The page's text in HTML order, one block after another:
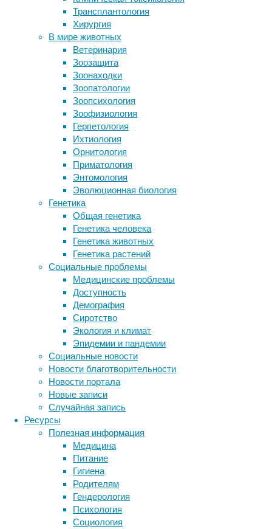
Трансплантология
Хирургия
В мире животных
Ветеринария
Зоозащита
Зоонаходки
Зоопатологии
Зоопсихология
Зоофизиология
Герпетология
Ихтиология
Орнитология
Приматология
Энтомология
Эволюционная биология
Генетика
Общая генетика
Генетика человека
Генетика животных
Генетика растений
Социальные проблемы
Медицинские проблемы
Доступность
Демография
Сиротство
Экология и климат
Эпидемии и пандемии
Социальные новости
Новости благотворительности
Новости портала
Новые записи
Случайная запись
Ресурсы
Полезная информация
Медицина
Питание
Гигиена
Родителям
Гендерология
Психология
Социология
15/07/2024
антропология,
археология,
генетика,
ДНК,
инструменты
методы,
история
Найти
останки
вымерших
видов
людей
сохранившейся
генетической
информацией
всегда
считалось
огромной
удачей.
Но
новое
исследование
показывает,
что
для
получения
ДНК
древних
людей
можно
обойтись
без
костей
зубов.
Выход из пещеры Виндия, где был
глубиной сна
7-минутная процедура МРТ поможет
диагностировать инсульт
Названы породы собак с
наименьшим и наибольшим риском
рака
Редкие птицы Великобритании не
захотели жить рядом с дорогами
Исследователи смогли «увидеть»
настроение
Следите за новостями